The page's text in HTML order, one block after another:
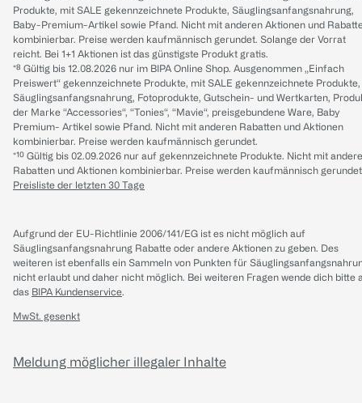
Produkte, mit SALE gekennzeichnete Produkte, Säuglingsanfangsnahrung,
Baby-Premium-Artikel sowie Pfand. Nicht mit anderen Aktionen und
kombinierbar. Preise werden kaufmännisch gerundet. Solange der Vorrat
reicht. Bei 1+1 Aktionen ist das günstigste Produkt gratis.
*⁸ Gültig bis 12.08.2026 nur im BIPA Online Shop. Ausgenommen „Einfach
Preiswert“ gekennzeichnete Produkte, mit SALE gekennzeichnete Produkte,
Säuglingsanfangsnahrung, Fotoprodukte, Gutschein- und Wertkarten,
der Marke “Accessories“, “Tonies“, “Mavie“, preisgebundene Ware, Baby
Premium- Artikel sowie Pfand. Nicht mit anderen Rabatten und Aktionen
kombinierbar. Preise werden kaufmännisch gerundet.
*¹⁰ Gültig bis 02.09.2026 nur auf gekennzeichnete Produkte. Nicht mit
Rabatten und Aktionen kombinierbar. Preise werden kaufmännisch
Preisliste der letzten 30 Tage
Aufgrund der EU-Richtlinie 2006/141/EG ist es nicht möglich auf
Säuglingsanfangsnahrung Rabatte oder andere Aktionen zu geben. Des
weiteren ist ebenfalls ein Sammeln von Punkten für
nicht erlaubt und daher nicht möglich. Bei weiteren Fragen wende dich bitte
das BIPA Kundenservice.
MwSt. gesenkt
Meldung möglicher illegaler Inhalte